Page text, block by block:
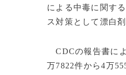
による中毒に関す
ス対策として漂白
CDCの報告書に
万7822件から4万